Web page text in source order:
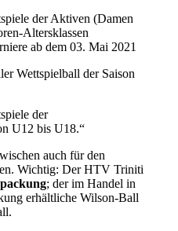
der Aktiven (Damen
Altersklassen
ab dem 03. Mai 2021
Wettspielball der Saison
der
U12 bis U18.“
auch für den
Wichtig: Der HTV Triniti
; der im Handel in
erhältliche Wilson-Ball